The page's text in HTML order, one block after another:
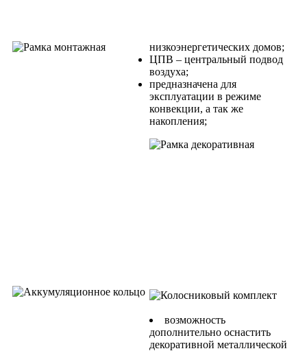
низкоэнергетических домов;
ЦПВ – центральный подвод
воздуха;
предназначена для
эксплуатации в режиме
конвекции, а так же
накопления;
возможность
дополнительно оснастить
декоративной металлической